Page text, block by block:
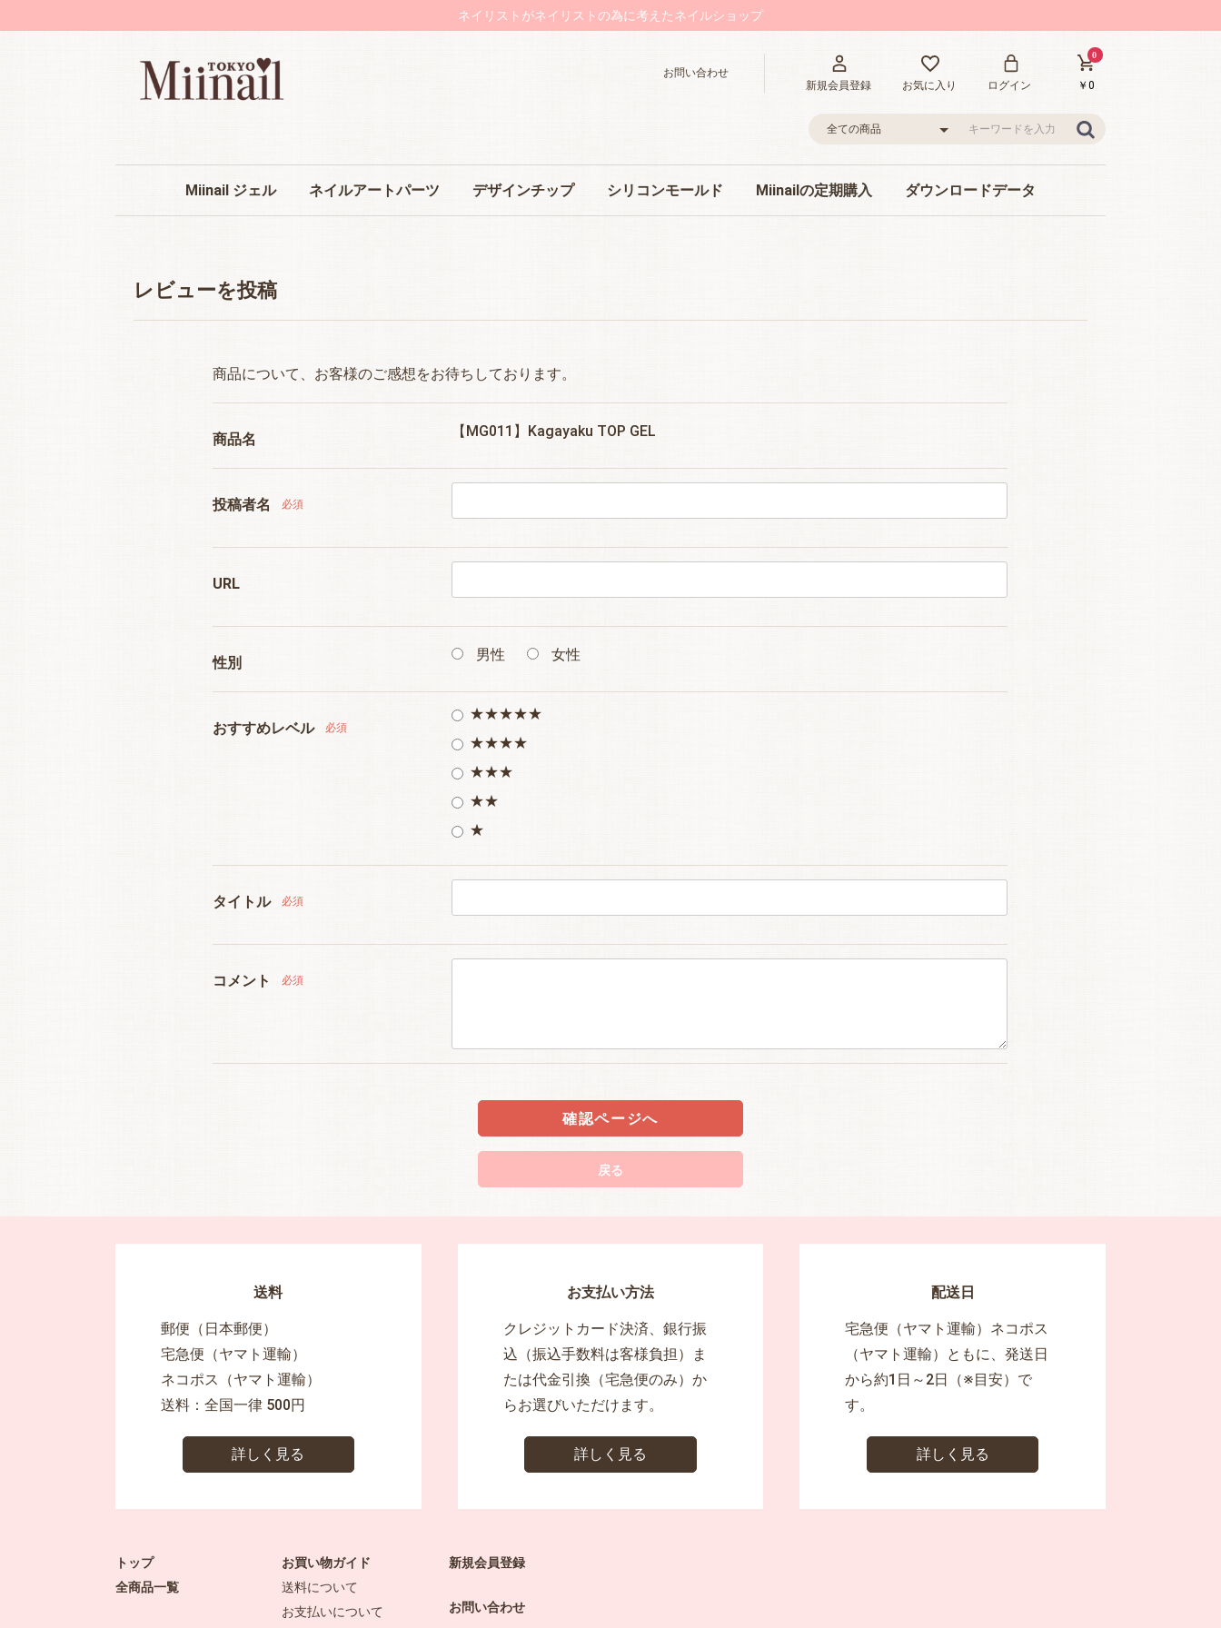
ネイリストがネイリストの為に考えたネイルショップ
お問い合わせ
新規会員登録
お気に入り ログイン
0
￥0
Miinail ジェル ネイルアートパーツ デザインチップ シリコンモールド Miinailの定期購入 ダウンロードデータ
レビューを投稿
商品について、お客様のご感想をお待ちしております。
商品名 【MG011】Kagayaku TOP GEL
投稿者名 必須
URL
性別 男性 女性
おすすめレベル 必須
★★★★★
★★★★
★★★
★★
★
タイトル 必須
コメント 必須
確認ページへ
戻る
送料
郵便（日本郵便）
宅急便（ヤマト運輸）
ネコポス（ヤマト運輸）
送料：全国一律 500円
詳しく見る
お支払い方法
クレジットカード決済、銀行振
込（振込手数料は客様負担）ま
たは代金引換（宅急便のみ）か
らお選びいただけます。
詳しく見る
配送日
宅急便（ヤマト運輸）ネコポス
（ヤマト運輸）ともに、発送日
から約1日～2日（※目安）で
す。
詳しく見る
トップ
全商品一覧
お買い物ガイド
送料について
お支払いについて
新規会員登録
お問い合わせ